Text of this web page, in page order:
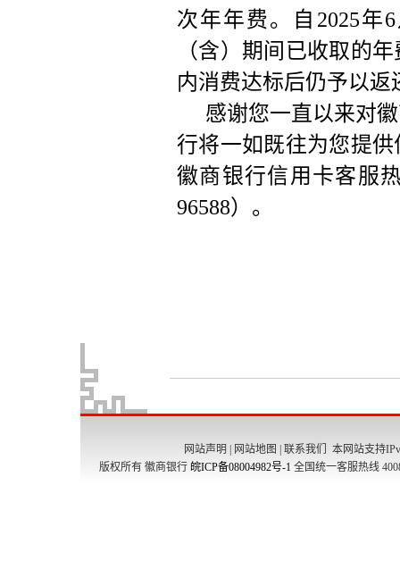
网站声明 网站地图 联系我们
本网站支持
版权所有 徽商银行 皖ICP备08004982号-1 全国统一客服热线